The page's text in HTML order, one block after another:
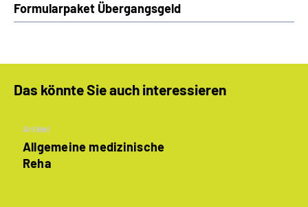
Formularpaket Übergangsgeld
Das könnte Sie auch interessieren
Artikel
Allgemeine medizinische
Reha